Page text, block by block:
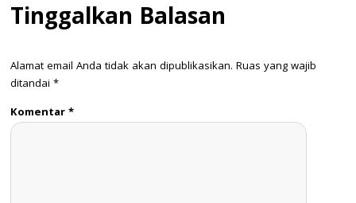
Tinggalkan Balasan
Alamat email Anda tidak akan dipublikasikan. Ruas yang wajib
ditandai *
Komentar*